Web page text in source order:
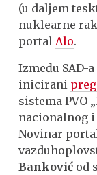
(u daljem
nuklearne
portalAlo.
Između SAD-
inicirani
sistema PVO
nacionalnog i
Novinar
Banković od